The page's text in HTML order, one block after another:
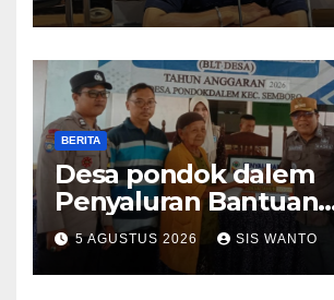
BERITA
Desa pondok dalem
Penyaluran Bantuan
Langsung Tunai
Desa Pondokdalem
Kecamatan
5 AGUSTUS 2026 SIS WANTO